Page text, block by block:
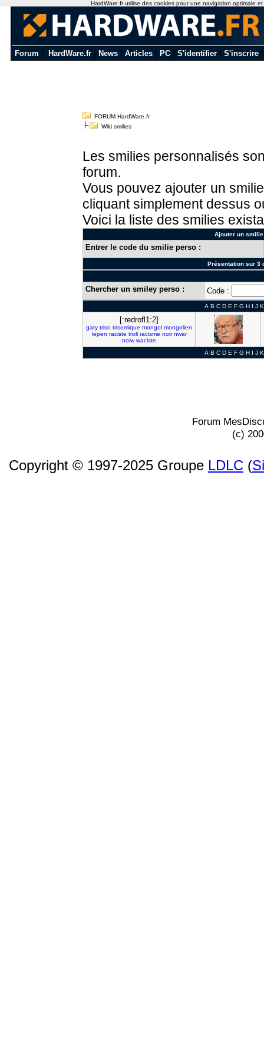
Forum HardWare.fr News Articles PC S'identifier S'inscrire
FORUM HardWare.fr
Wiki smilies
Les smilies personnalisés
forum.
Vous pouvez ajouter un
cliquant simplement dessus
Voici la liste des smilies
Ajouter un
Entrer le code du smilie perso :
Présentation sur 3
Chercher un smiley perso : Code :
A B C D E F G H I J K
[:redrofl1:2]
gary triso trisomique mongol mongolien
lepen raciste troll racisme noir nwar
noiw waciste
A B C D E F G H I J K
Forum
(c)
Copyright © 1997-2025 Groupe LDLC (
HardWare.fr utilise des cookies pour une navigation optimale